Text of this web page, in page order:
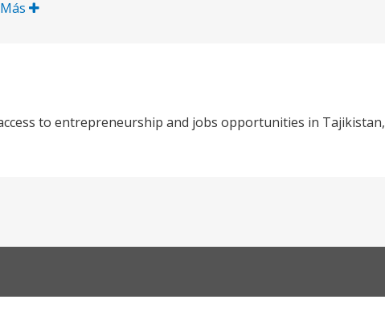
to entrepreneurship and jobs opportunities in Tajikistan,